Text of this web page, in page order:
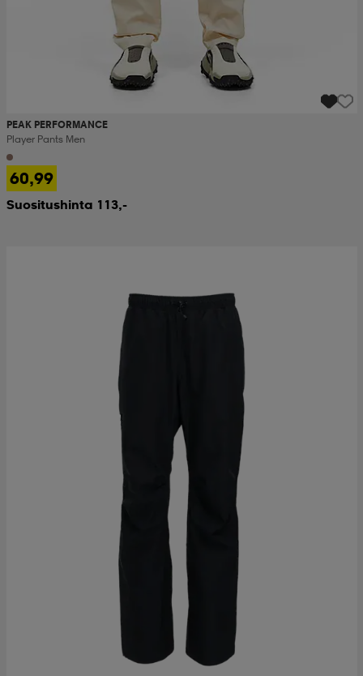
PEAK PERFORMANCE
Player Pants Men
60,99
Suositushinta 113,-